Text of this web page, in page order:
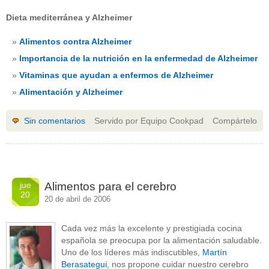
Dieta mediterránea y Alzheimer
Alimentos contra Alzheimer
Importancia de la nutrición en la enfermedad de Alzheimer
Vitaminas que ayudan a enfermos de Alzheimer
Alimentación y Alzheimer
Servido por Equipo Cookpad
Sin comentarios Compártelo
jue
20
Alimentos para el cerebro
20 de abril de 2006
Cada vez más la excelente y prestigiada cocina
española se preocupa por la alimentación saludable.
Uno de los líderes más indiscutibles, Martín
Berasategui, nos propone cuidar nuestro cerebro